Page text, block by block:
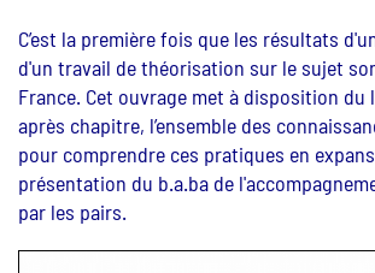
C’est la première fois que les résultats
d'un travail de théorisation sur le sujet
France. Cet ouvrage met à disposition
après chapitre, l’ensemble des
pour comprendre ces pratiques en
présentation du b.a.ba de
par les pairs.